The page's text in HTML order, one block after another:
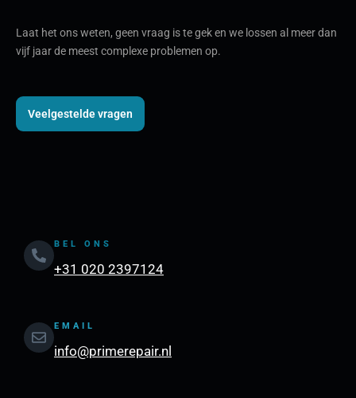
Laat het ons weten, geen vraag is te gek en we lossen al meer dan
vijf jaar de meest complexe problemen op.
Veelgestelde vragen
BEL ONS
+31 020 2397124
EMAIL
info@primerepair.nl